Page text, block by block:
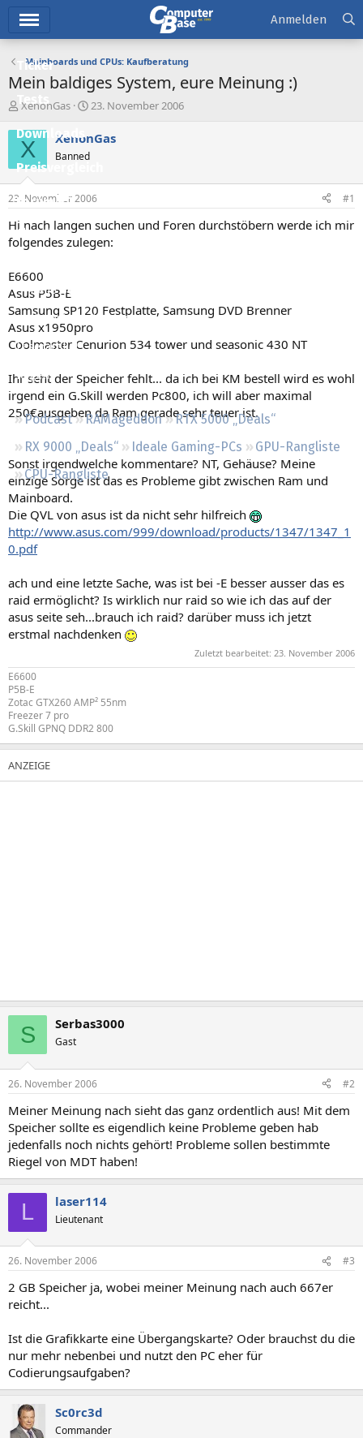
Ticker
Tests
Downloads
Preisvergleich
Forum
Aktuelles
Neue Beiträge
Neueste Aktivitäten
Leserartikel
Regeln
Podcast RAMageddon
RTX 5000 „Deals“
RX 9000 „Deals“
Ideale Gaming-PCs
GPU-Rangliste
CPU-Rangliste
Anmelden
Mainboards und CPUs: Kaufberatung
Mein baldiges System, eure Meinung :)
E
s
t
e
e
XenonGas
E
s
l
t
a
23. November 2006
X XenonGas
Banned
23. November 2006 #1
Hi nach langen suchen und Foren durchstöbern werde ich mir
folgendes zulegen:
E6600
Asus P5B-E
Samsung SP120 Festplatte, Samsung DVD Brenner
Asus x1950pro
Coolmaster Cenurion 534 tower und seasonic 430 NT
Ihr seht der Speicher fehlt... da ich bei KM bestell wird es wohl
irgend ein G.Skill werden Pc800, ich will aber maximal
250€ausgeben da Ram gerade sehr teuer ist.
Sonst irgendwelche kommentare? NT, Gehäuse? Meine
einzige Sorge ist das es Probleme gibt zwischen Ram und
Mainboard.
Die QVL von asus ist da nicht sehr hilfreich
http://www.asus.com/999/download/products/1347/1347_1
0.pdf
ach und eine letzte Sache, was ist bei -E besser ausser das es
raid ermöglicht? Is wirklich nur raid so wie ich das auf der
asus seite seh...brauch ich raid? darüber muss ich jetzt
erstmal nachdenken
Zuletzt bearbeitet: 23. November 2006
E6600
P5B-E
Zotac GTX260 AMP² 55nm
Freezer 7 pro
G.Skill GPNQ DDR2 800
S Serbas3000
Gast
26. November 2006 #2
Meiner Meinung nach sieht das ganz ordentlich aus! Mit dem
Speicher sollte es eigendlich keine Probleme geben hab
jedenfalls noch nichts gehört! Probleme sollen bestimmte
Riegel von MDT haben!
L laser114
Lieutenant
26. November 2006 #3
2 GB Speicher ja, wobei meiner Meinung nach auch 667er
reicht...
Ist die Grafikkarte eine Übergangskarte? Oder brauchst du die
nur mehr nebenbei und nutzt den PC eher für
Codierungsaufgaben?
Sc0rc3d
Commander